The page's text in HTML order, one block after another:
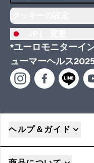
*ユーロモニターイ
ューマーヘルス
ヘルプ＆ガイド